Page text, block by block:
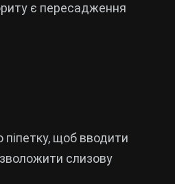
є пересадження
піпетку, щоб вводити
слизову